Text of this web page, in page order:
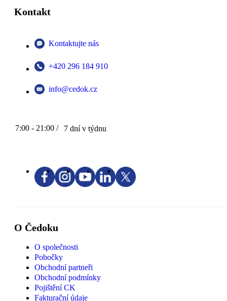
Kontakt
Kontaktujte nás
+420 296 184 910
info@cedok.cz
7:00 - 21:00 / 7 dní v týdnu
O Čedoku
O společnosti
Pobočky
Obchodní partneři
Obchodní podmínky
Pojištění CK
Fakturační údaje